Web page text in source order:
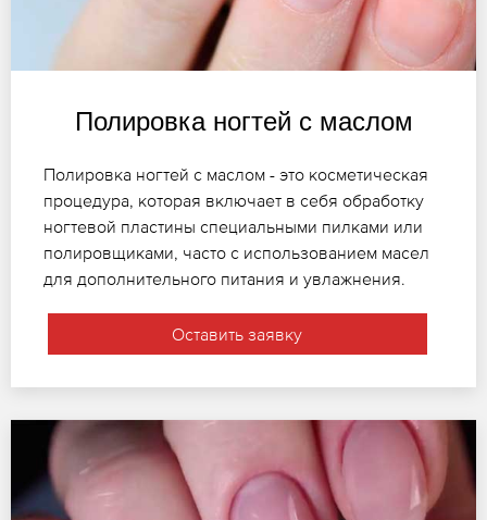
Полировка ногтей с маслом
Полировка ногтей с маслом - это косметическая
процедура, которая включает в себя обработку
ногтевой пластины специальными пилками или
полировщиками, часто с использованием масел
для дополнительного питания и увлажнения.
Оставить заявку